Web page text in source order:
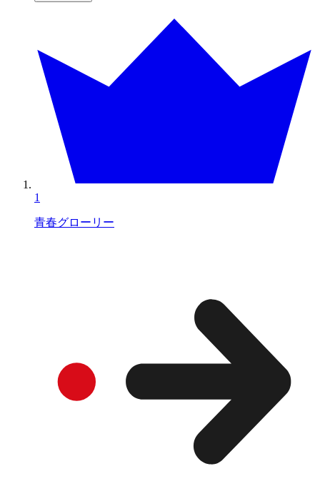
1
青春グローリー